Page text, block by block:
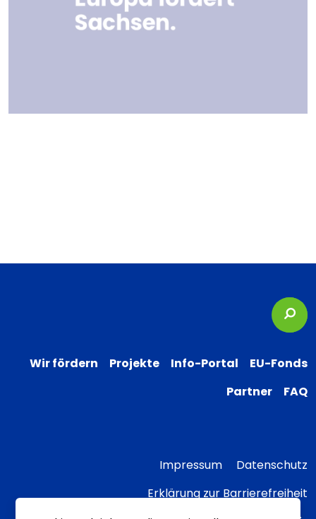
Wir fördern Projekte Info-Portal
EU-Fonds
Partner
FAQ
Impressum
Datenschutz
Erklärung zur Barrierefreiheit